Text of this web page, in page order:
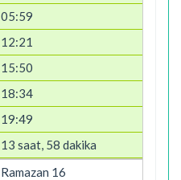
05:59
12:21
15:50
18:34
19:49
13 saat, 58 dakika
Ramazan 16